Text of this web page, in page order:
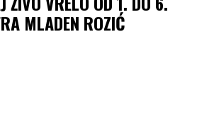
MLADEN ROZIĆ